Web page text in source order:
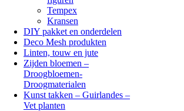
Tempex
Kransen
DIY pakket en onderdelen
Deco Mesh produkten
Linten, touw en jute
Zijden bloemen –
Droogbloemen-
Droogmaterialen
Kunst takken – Guirlandes –
Vet planten